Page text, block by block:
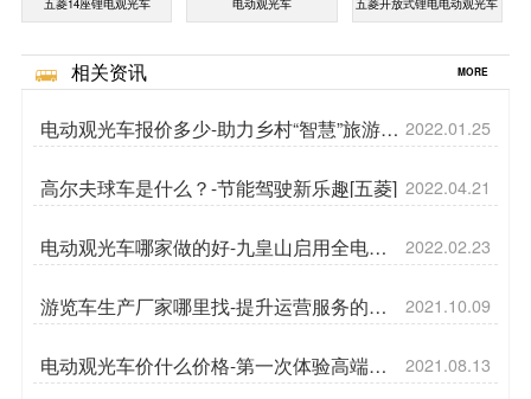
五菱14座锂电观光车 电动观光车 五菱开放式锂电电动观光车
相关资讯 MORE
电动观光车报价多少-助力乡村“智慧”旅游升
级[五菱]
2022.01.25
高尔夫球车是什么？-节能驾驶新乐趣[五菱] 2022.04.21
电动观光车哪家做的好-九皇山启用全电动
观光车[五菱]
2022.02.23
游览车生产厂家哪里找-提升运营服务的小
技巧[五菱]
2021.10.09
电动观光车价什么价格-第一次体验高端高
尔夫球车[五菱]
2021.08.13